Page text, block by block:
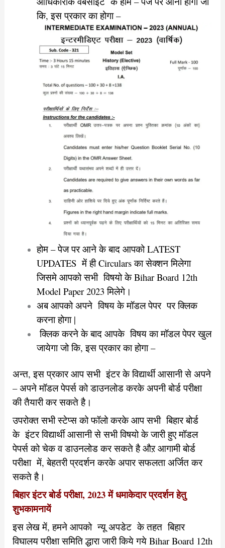
कि, इस प्रकार का होगा –
होम – पेज पर आने के बाद आपको LATEST
UPDATES में ही Circulars का सेक्शन मिलेगा
जिसमे आपको सभी विषयो के Bihar Board 12th
Model Paper 2023 मिलेगे।
अब आपको अपने विषय के मॉडल पेपर पर क्लिक
करना होगा |
क्लिक करने के बाद आपके विषय का मॉडल पेपर खुल
जायेगा जो कि, इस प्रकार का होगा –
अन्त, इस प्रकार आप सभी इंटर के विद्यार्थी आसानी से अपने
– अपने मॉडल पेपर्स को डाउनलोड करके अपनी बोर्ड परीक्षा
की तैयारी कर सकते है।
उपरोक्त सभी स्टेप्स को फॉलो करके आप सभी बिहार बोर्ड
के इंटर विद्यार्थी आसानी से सभी विषयो के जारी हुए मॉडल
पेपर्स को चेक व डाउनलोड कर सकते है औऱ आगामी बोर्ड
परीक्षा में, बेहतरी प्रदर्शन करके अपार सफलता अर्जित कर
सकते है।
बिहार इंटर बोर्ड परीक्षा, 2023 में धमाकेदार प्रदर्शन हेतु
शुभकामनायें
इस लेख में, हमने आपको न्यू अपडेट के तहत बिहार
विघालय परीक्षा समिति द्धारा जारी किये गये Bihar Board 12th